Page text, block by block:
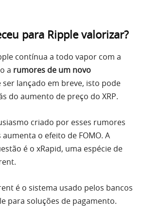
para Ripple valorizar?
contínua a todo vapor com a
a rumores de um novo
ser lançado em breve, isto pode
do aumento de preço do XRP.
criado por esses rumores
o efeito de FOMO. A
é o xRapid, uma espécie de
é o sistema usado pelos bancos
para soluções de pagamento.